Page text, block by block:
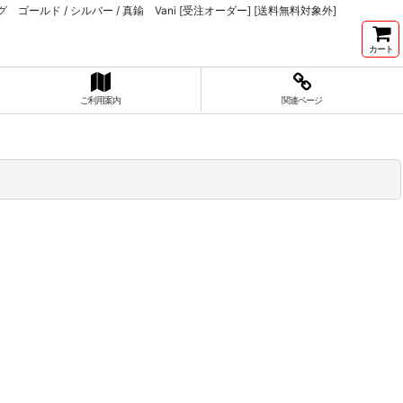
ゴールド / シルバー / 真鍮 Vani [受注オーダー] [送料無料対象外]
カート
ご利用案内 関連ページ